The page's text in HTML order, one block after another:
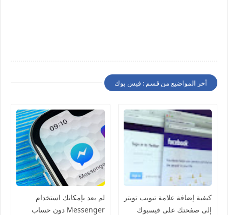
أخر المواضيع من قسم : فيس بوك
كيفية إضافة علامة تبويب تويتر
إلى صفحتك على فيسبوك
لم يعد بإمكانك استخدام
Messenger دون حساب